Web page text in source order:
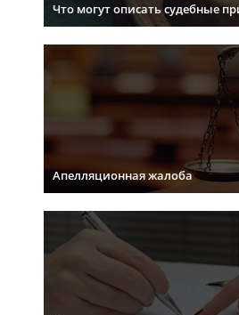
Что могут описать судебные
Апелляционная жалоба